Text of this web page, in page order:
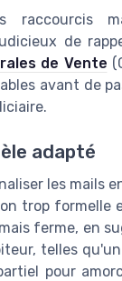
raccourcis
de
de Vente
avant de
adapté
les mails
trop formelle
ferme, en
telles
pour